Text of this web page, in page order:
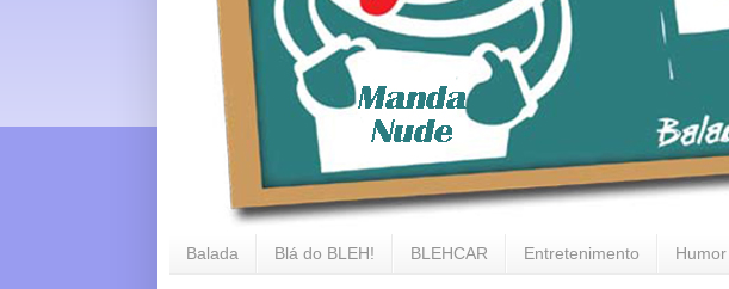
Balada Blá do BLEH! BLEHCAR Entretenimento Humor